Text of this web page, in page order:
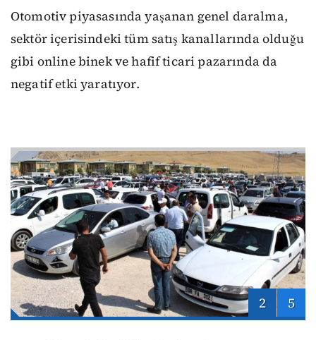
Otomotiv piyasasında yaşanan genel daralma,
sektör içerisindeki tüm satış kanallarında olduğu
gibi online binek ve hafif ticari pazarında da
negatif etki yaratıyor.
2 5